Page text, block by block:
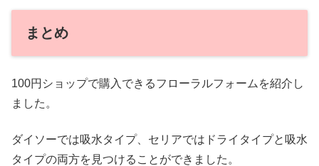
まとめ
100円ショップで購入できるフローラルフォームを紹介し
ました。
ダイソーでは吸水タイプ、セリアではドライタイプと吸水
タイプの両方を見つけることができました。